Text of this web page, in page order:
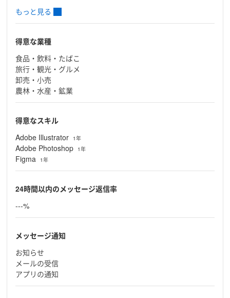
もっと見る
得意な業種
食品・飲料・たばこ
旅行・観光・グルメ
卸売・小売
農林・水産・鉱業
得意なスキル
Adobe Illustrator
1年
Adobe Photoshop 1年
Figma 1年
24時間以内のメッセージ返信率
---%
メッセージ通知
お知らせ
メールの受信
アプリの通知